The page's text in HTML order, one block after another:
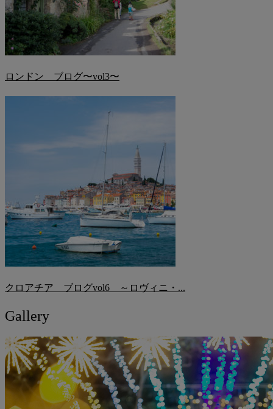
ロンドン ブログ〜vol3〜
クロアチア ブログvol6 ～ロヴィニ・...
Gallery